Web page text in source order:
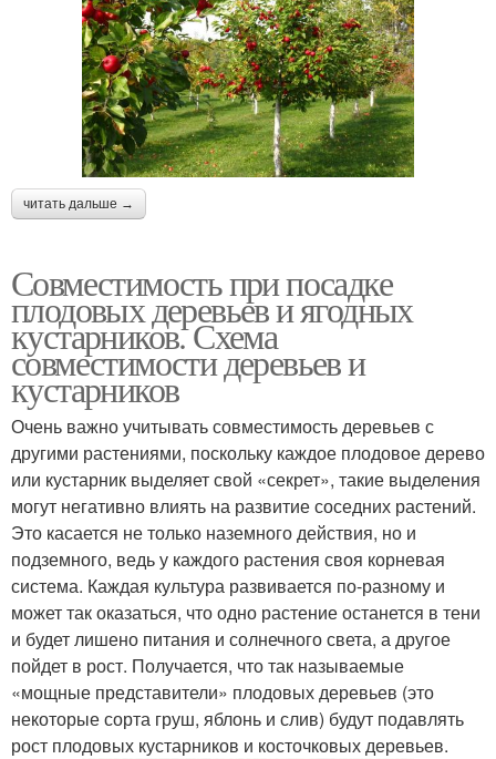
читать дальше →
Совместимость при посадке
плодовых деревьев и ягодных
кустарников. Схема
совместимости деревьев и
кустарников
Очень важно учитывать совместимость деревьев с
другими растениями, поскольку каждое плодовое дерево
или кустарник выделяет свой «секрет», такие выделения
могут негативно влиять на развитие соседних растений.
Это касается не только наземного действия, но и
подземного, ведь у каждого растения своя корневая
система. Каждая культура развивается по-разному и
может так оказаться, что одно растение останется в тени
и будет лишено питания и солнечного света, а другое
пойдет в рост. Получается, что так называемые
«мощные представители» плодовых деревьев (это
некоторые сорта груш, яблонь и слив) будут подавлять
рост плодовых кустарников и косточковых деревьев.